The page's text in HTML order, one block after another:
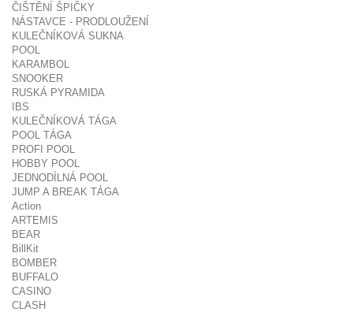
ČIŠTĚNÍ ŠPIČKY
NÁSTAVCE - PRODLOUŽENÍ
KULEČNÍKOVÁ SUKNA
POOL
KARAMBOL
SNOOKER
RUSKÁ PYRAMIDA
IBS
KULEČNÍKOVÁ TÁGA
POOL TÁGA
PROFI POOL
HOBBY POOL
JEDNODÍLNÁ POOL
JUMP A BREAK TÁGA
Action
ARTEMIS
BEAR
BillKit
BOMBER
BUFFALO
CASINO
CLASH